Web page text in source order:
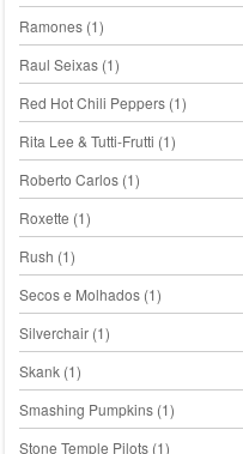
Ramones(1)
Raul Seixas(1)
Red Hot Chili Peppers(1)
Rita Lee & Tutti-Frutti (1)
Roberto Carlos(1)
Roxette (1)
Rush (1)
Secos e Molhados(1)
Silverchair(1)
Skank(1)
Smashing Pumpkins(1)
Stone Temple Pilots(1)